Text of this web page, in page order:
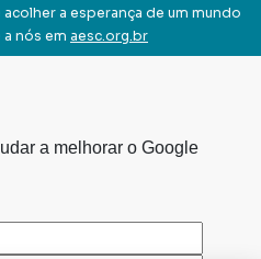
a esperança de um mundo
nós em aesc.org.br
a melhorar o Google